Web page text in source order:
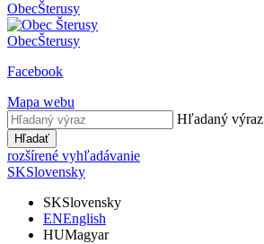
ObecŠterusy
ObecŠterusy
Facebook
Mapa webu
Hľadaný výraz
Hľadať
rozšírené vyhľadávanie
SKSlovensky
SKSlovensky
ENEnglish
HUMagyar